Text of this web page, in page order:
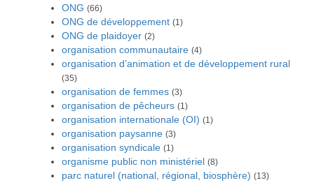
ONG (66)
ONG de développement (1)
ONG de plaidoyer (2)
organisation communautaire (4)
organisation d’animation et de développement rural
(35)
organisation de femmes (3)
organisation de pêcheurs (1)
organisation internationale (OI) (1)
organisation paysanne (3)
organisation syndicale (1)
organisme public non ministériel (8)
parc naturel (national, régional, biosphère) (13)